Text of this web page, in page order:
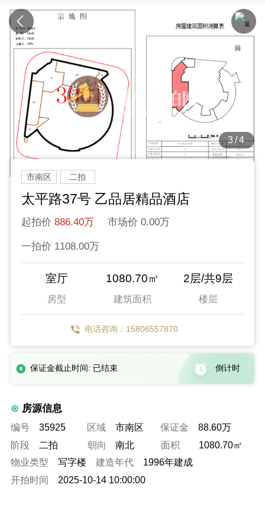
3/4
市南区 二拍
太平路37号 乙品居精品酒店
起拍价 886.40万 市场价 0.00万
一拍价 1108.00万
室厅
房型
1080.70㎡
建筑面积
2层/共9层
楼层
电话咨询：15806557870
保证金截止时间: 已结束 倒计时
房源信息
编号 35925 区域 市南区 保证金
88.60万
阶段
二拍 朝向 南北 面积
1080.70㎡
物业类型
写字楼 建造年代
1996年建成
开拍时间
2025-10-14 10:00:00